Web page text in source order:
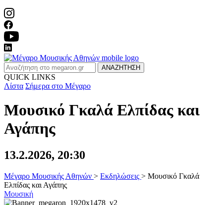
ΑΝΑΖΗΤΗΣΗ
QUICK LINKS
Λίστα Σήμερα στο Μέγαρο
Μουσικό Γκαλά Ελπίδας και
Αγάπης
13.2.2026, 20:30
Μέγαρο Μουσικής Αθηνών > Εκδηλώσεις > Μουσικό Γκαλά
Ελπίδας και Αγάπης
Μουσική